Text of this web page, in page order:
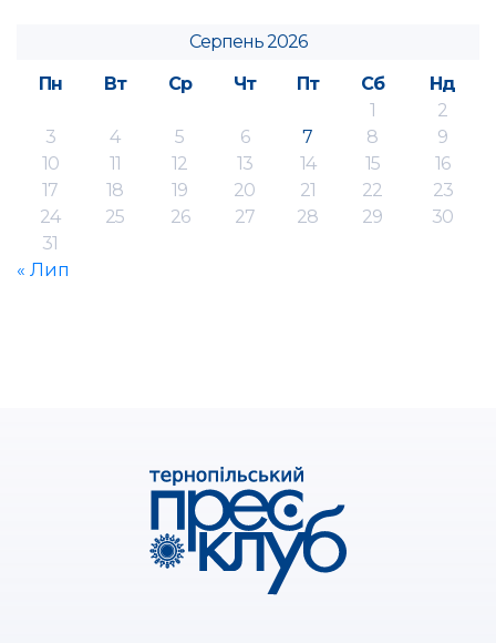
Серпень 2026
Пн
Вт Ср Чт Пт Сб
Нд
1
2
3
4 5 6 7 8
9
10
11 12 13 14 15
16
17
18 19 20 21 22
23
24
25 26 27 28 29
30
31
« Лип